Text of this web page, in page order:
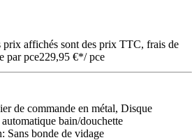
affichés sont des prix TTC, frais de
par pce229,95 €*/ pce
de commande en métal, Disque
bain/douchette
: Sans bonde de vidage